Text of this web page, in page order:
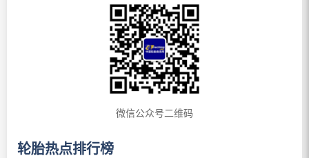
微信公众号二维码
轮胎热点排行榜